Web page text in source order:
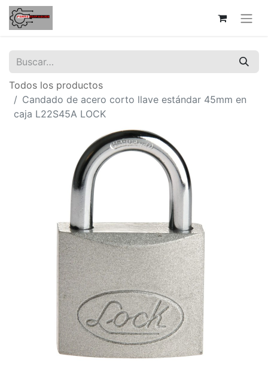
Todos los productos
Candado de acero corto llave estándar 45mm en
caja L22S45A LOCK